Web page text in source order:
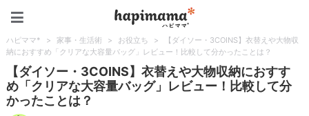
ハピママ* > 家事・生活術 > お役立ち >
【ダイソー・3COINS】衣替えや大物収
納におすすめ「クリアな大容量バッグ」レビュー！比較して分かったことは？
【ダイソー・3COINS】衣替えや大物収納におすす
め「クリアな大容量バッグ」レビュー！比較して分
かったことは？